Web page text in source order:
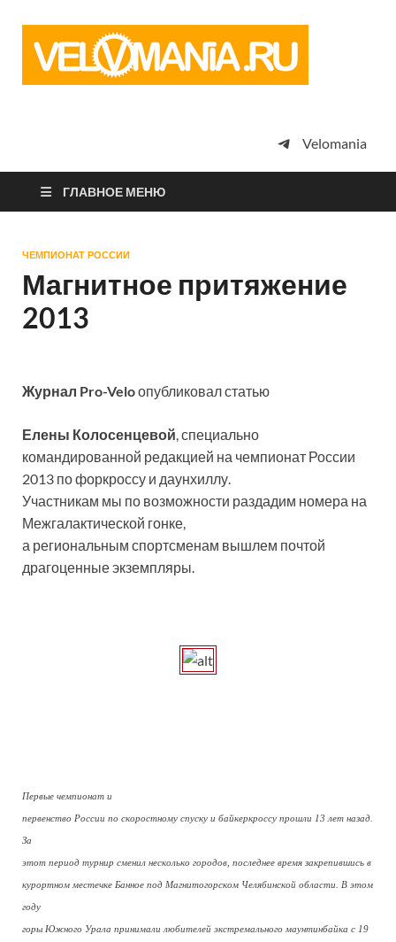
просто
Velomania
ГЛАВНОЕ МЕНЮ
ЧЕМПИОНАТ РОССИИ
Магнитное притяжение
2013
Журнал Pro-Veloопубликовал статью
Елены Колосенцевой, специально
командированной редакцией на чемпионат России
2013 по форкроссу и даунхиллу.
Участникам мы по возможности раздадим номера на
Межгалактической гонке,
а региональным спортсменам вышлем почтой
драгоценные экземпляры.
Первые чемпионат и
первенство России по скоростному спуску и байкеркроссу прошли 13 лет назад.
За
этот период турнир сменил несколько городов, последнее время закрепившись в
курортном местечке Банное под Магнитогорском Челябинской области. В этом
году
горы Южного Урала принимали любителей экстремального маунтинбайка с 19